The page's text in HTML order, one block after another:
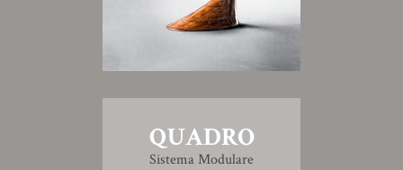
QUADRO
Sistema Modulare